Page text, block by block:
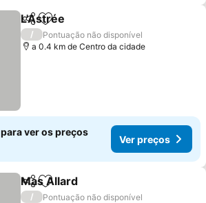
PartilharAdicionar aos favoritos
L'Astrée
/
Pontuação não disponível
a 0.4 km de Centro da cidade
ver os preços
Ver preços
PartilharAdicionar aos favoritos
Mas Allard
/
Pontuação não disponível